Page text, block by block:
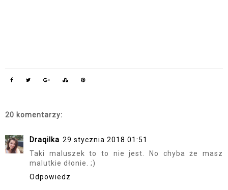
20 komentarzy:
Draqilka 29 stycznia 2018 01:51
Taki maluszek to to nie jest. No chyba że masz
malutkie dłonie. ;)
Odpowiedz